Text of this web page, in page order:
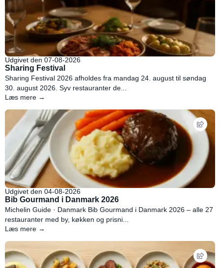
Udgivet den 07-08-2026
Sharing Festival
Sharing Festival 2026 afholdes fra mandag 24. august til søndag
30. august 2026. Syv restauranter de...
Læs mere →
Udgivet den 04-08-2026
Bib Gourmand i Danmark 2026
Michelin Guide · Danmark Bib Gourmand i Danmark 2026 – alle 27
restauranter med by, køkken og prisni...
Læs mere →